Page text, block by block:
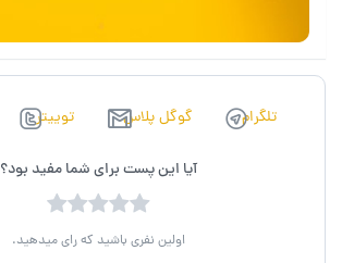
تلگرام گوگل پلاس توييتر
آیا این پست برای شما مفید بود؟
اولین نفری باشید که رای میدهید.